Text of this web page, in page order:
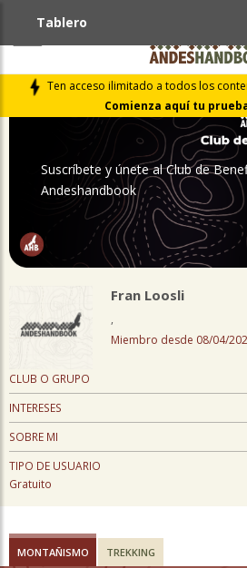
Ten acceso ilimitado a todos los
Comienza aquí tu
Tablero
Suscríbete y únete al Club de
Andeshandbook
Fran Loosli
,
Miembro desde 08/04/
CLUB O GRUPO
INTERESES
SOBRE MI
TIPO DE USUARIO
Gratuito
MONTAÑISMO TREKKING